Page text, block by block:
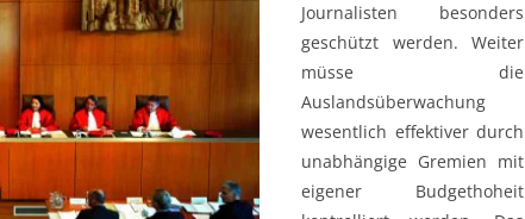
Journalisten besonders
geschützt werden. Weiter
müsse die
Auslandsüberwachung
wesentlich effektiver durch
unabhängige Gremien mit
eigener Budgethoheit